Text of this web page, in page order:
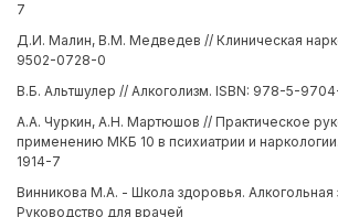
7
Д.И. Малин, В.М. Медведев // Клиническая
9502-0728-0
В.Б. Альтшулер // Алкоголизм. ISBN: 978-5-
А.А. Чуркин, А.Н. Мартюшов // Практическое
применению МКБ 10 в психиатрии и
1914-7
Винникова М.А. - Школа здоровья. Алкогольная
Руководство для врачей